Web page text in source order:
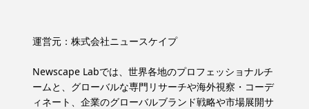
運営元： 株式会社ニュースケイプ
Newscape Labでは、世界各地のプロフェッショナルチ
ームと、グローバルな専門リサーチや海外視察・コーデ
ィネート、企業のグローバルブランド戦略や市場展開サ